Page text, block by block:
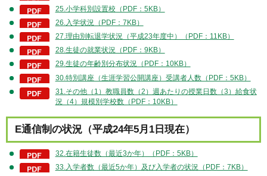
25.小学科別設置校（PDF：5KB）
26.入学状況（PDF：7KB）
27.理由別転退学状況（平成23年度中）（PDF：11KB）
28.生徒の就業状況（PDF：9KB）
29.生徒の年齢別分布状況（PDF：10KB）
30.特別講座（生涯学習公開講座）受講者人数（PDF：5KB）
31.その他（1）教職員数（2）週あたりの授業日数（3）給食状
況（4）規模別学校数（PDF：10KB）
E通信制の状況（平成24年5月1日現在）
32.在籍生徒数（最近3か年）（PDF：5KB）
33.入学者数（最近5か年）及び入学者の状況（PDF：7KB）